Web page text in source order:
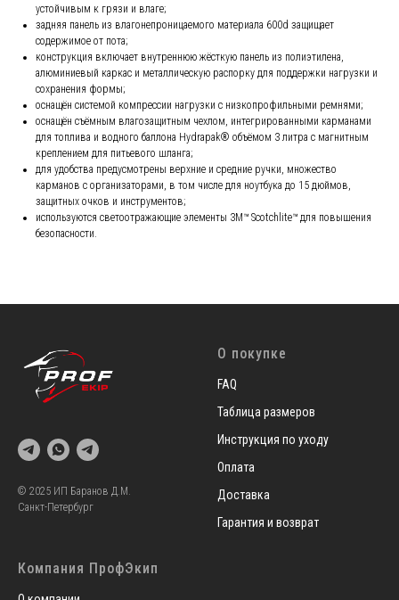
устойчивым к грязи и влаге;
задняя панель из влагонепроницаемого материала 600d защищает
содержимое от пота;
конструкция включает внутреннюю жёсткую панель из полиэтилена,
алюминиевый каркас и металлическую распорку для поддержки нагрузки и
сохранения формы;
оснащён системой компрессии нагрузки с низкопрофильными ремнями;
оснащён съёмным влагозащитным чехлом, интегрированными карманами
для топлива и водного баллона Hydrapak® объёмом 3 литра с магнитным
креплением для питьевого шланга;
для удобства предусмотрены верхние и средние ручки, множество
карманов с организаторами, в том числе для ноутбука до 15 дюймов,
защитных очков и инструментов;
используются светоотражающие элементы 3M™ Scotchlite™ для повышения
безопасности.
© 2025 ИП Баранов Д.М.
Санкт-Петербург
О покупке
FAQ
Таблица размеров
Инструкция по уходу
Оплата
Доставка
Гарантия и возврат
Компания ПрофЭкип